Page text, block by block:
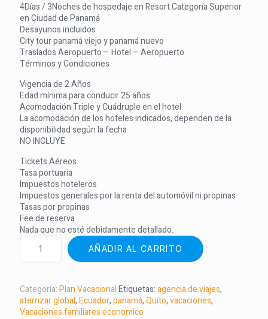
4Días / 3Noches de hospedaje en Resort Categoría Superior
en Ciudad de Panamá
Desayunos incluidos
City tour panamá viejo y panamá nuevo
Traslados Aeropuerto – Hotel – Aeropuerto
Términos y Condiciones
Vigencia de 2 Años
Edad mínima para conducir 25 años
Acomodación Triple y Cuádruple en el hotel
La acomodación de los hoteles indicados, dependen de la
disponibilidad según la fecha
NO INCLUYE
Tickets Aéreos
Tasa portuaria
Impuestos hoteleros
Impuestos generales por la renta del automóvil ni propinas
Tasas por propinas
Fee de reserva
Nada que no esté debidamente detallado.
AÑADIR AL CARRITO
Categoría:Plan VacacionalEtiquetas:agencia de viajes,
aterrizar global,Ecuador,panamá,Quito,vacaciones,
Vacaciones familiares economico